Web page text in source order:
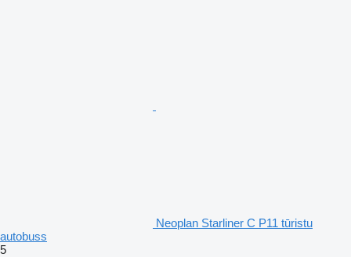
Neoplan Starliner C P11 tūristu
autobuss
5